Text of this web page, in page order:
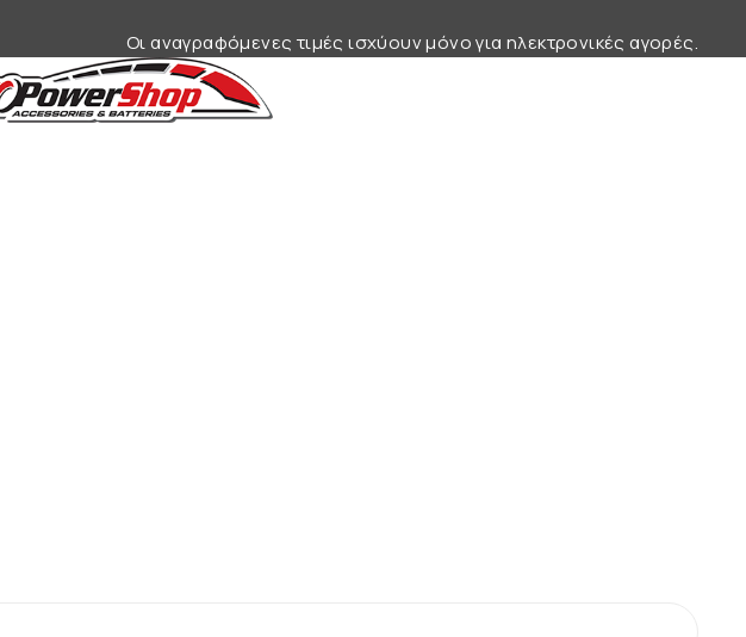
Οι αναγραφόμενες τιμές ισχύουν μόνο για ηλεκτρονικές αγορές.